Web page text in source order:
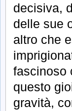
decisiva,
delle sue
altro che
fascinoso
questo
gravità,